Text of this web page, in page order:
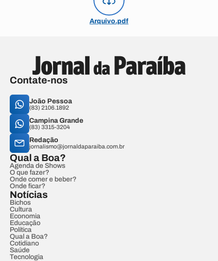
Arquivo.pdf
Contate-nos
João Pessoa
(83) 2106.1892
Campina Grande
(83) 3315-3204
Redação
jornalismo@jornaldaparaiba.com.br
Qual a Boa?
Agenda de Shows
O que fazer?
Onde comer e beber?
Onde ficar?
Notícias
Bichos
Cultura
Economia
Educação
Política
Qual a Boa?
Cotidiano
Saúde
Tecnologia